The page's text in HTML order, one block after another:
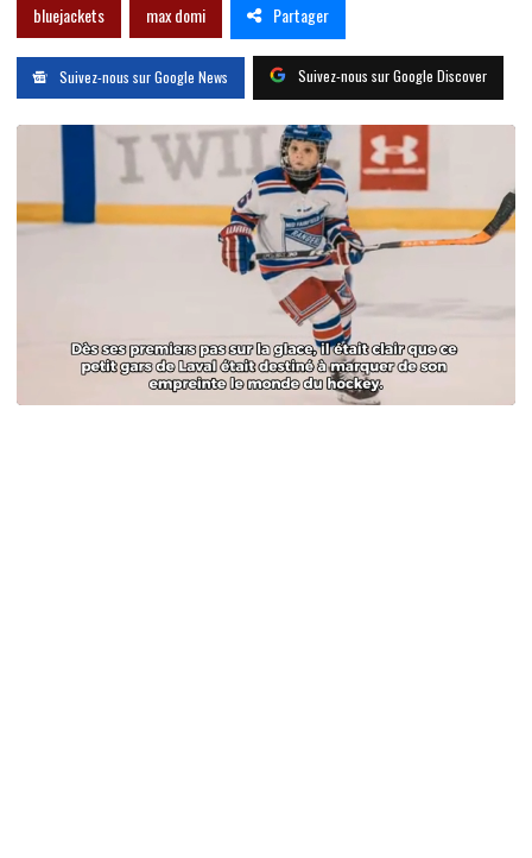
bluejackets max domi Partager
Suivez-nous sur Google News Suivez-nous sur Google Discover